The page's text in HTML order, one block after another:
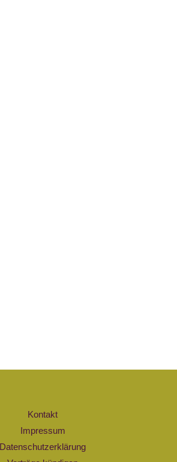
Kontakt
Impressum
Datenschutzerklärung